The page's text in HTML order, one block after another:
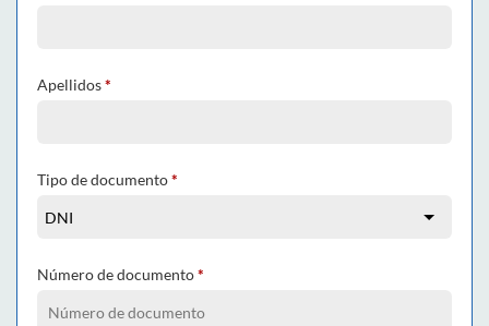
Apellidos*
Tipo de documento*
Número de documento*